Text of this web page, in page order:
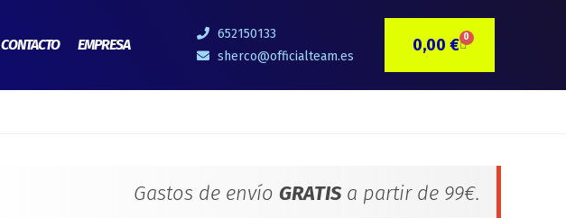
CONTACTO EMPRESA
652150133
sherco@officialteam.es
0,00 € 0CARRITO
Gastos de envío GRATISa partir de 99€.
precio
original
era:
precio
actual
es:
RACING
PURPLE